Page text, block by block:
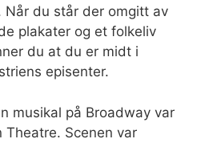
Når du står der omgitt av
plakater og et folkeliv
du at du er midt i
episenter.
musikal på Broadway var
Theatre. Scenen var